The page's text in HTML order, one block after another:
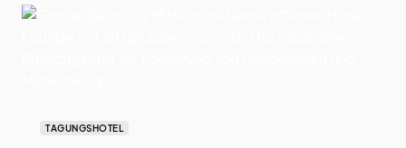
TAGUNGSHOTEL